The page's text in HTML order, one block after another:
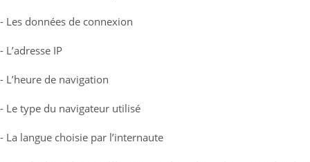
- Les données de connexion
- L’adresse IP
- L’heure de navigation
- Le type du navigateur utilisé
- La langue choisie par l’internaute